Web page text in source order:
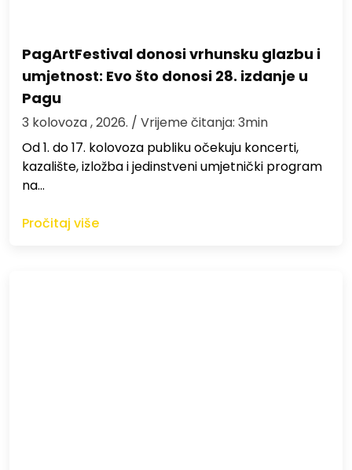
PagArtFestival donosi vrhunsku glazbu i
umjetnost: Evo što donosi 28. izdanje u
Pagu
3 kolovoza , 2026. / Vrijeme čitanja: 3min
Od 1. do 17. kolovoza publiku očekuju koncerti,
kazalište, izložba i jedinstveni umjetnički program
na…
Pročitaj više